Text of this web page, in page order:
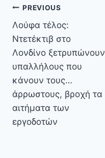
Πλοήγηση
άρθρων
PREVIOUS
Λούφα τέλος:
Ντετέκτιβ στο
Λονδίνο ξετρυπώνουν
υπαλλήλους που
κάνουν τους…
άρρωστους, βροχή τα
αιτήματα των
εργοδοτών